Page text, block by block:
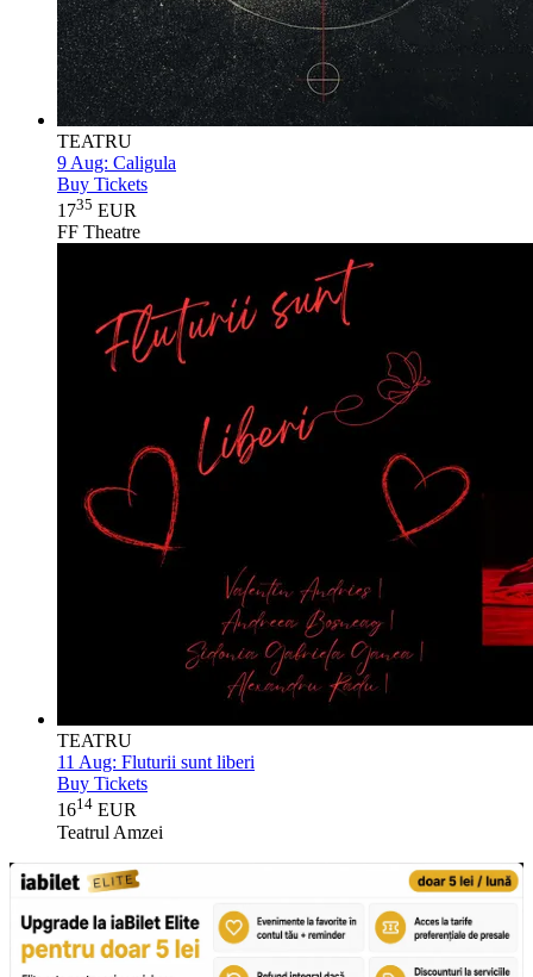
TEATRU
9 Aug: Caligula
Buy Tickets
1735 EUR
FF Theatre
TEATRU
11 Aug: Fluturii sunt liberi
Buy Tickets
1614 EUR
Teatrul Amzei